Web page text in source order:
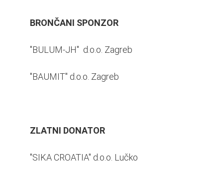
BRONČANI SPONZOR
"BULUM-JH" d.o.o. Zagreb
"BAUMIT" d.o.o. Zagreb
ZLATNI DONATOR
"SIKA CROATIA" d.o.o. Lučko